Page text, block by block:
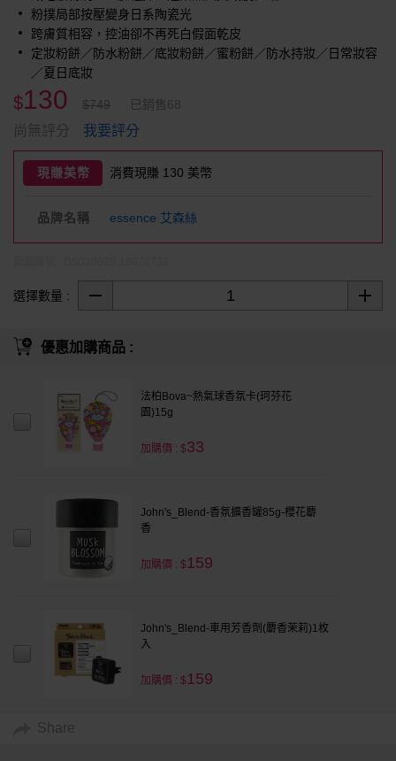
粉撲局部按壓變身日系陶瓷光
跨膚質相容，控油卻不再死白假面乾皮
定妝粉餅／防水粉餅／底妝粉餅／蜜粉餅／防水持妝／日常妝容
／夏日底妝
$130 $749 已銷售68
尚無評分 我要評分
現賺美幣 消費現賺 130 美幣
品牌名稱 essence 艾森絲
選擇數量 :
優惠加購商品 :
法柏Bova~熱氣球香氛卡(珂芬花
園)15g
加購價 : $33
John's_Blend-香氛擴香罐85g-櫻花麝
香
加購價 : $159
John's_Blend-車用芳香劑(麝香茉莉)1枚
入
加購價 : $159
Share